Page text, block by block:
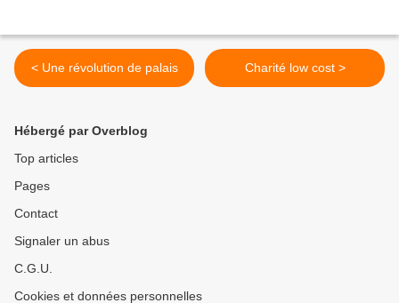
< Une révolution de palais Charité low cost >
Hébergé par Overblog
Top articles
Pages
Contact
Signaler un abus
C.G.U.
Cookies et données personnelles